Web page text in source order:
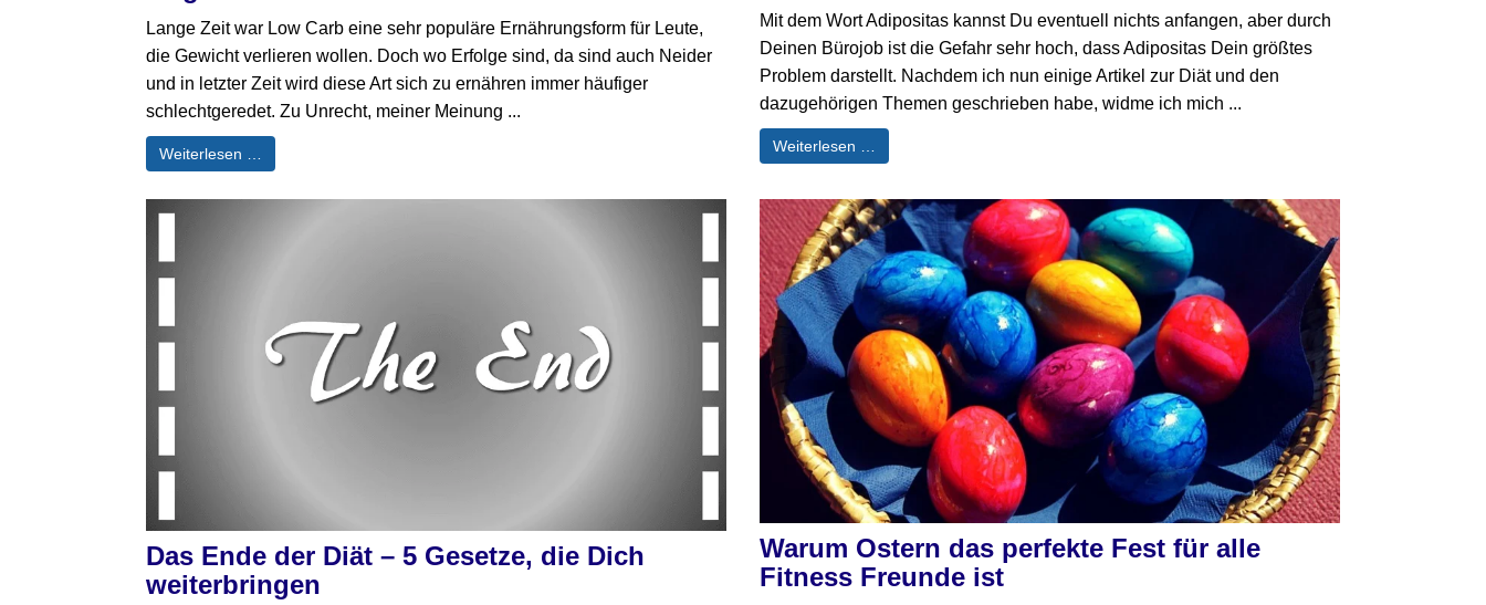
Lange Zeit war Low Carb eine sehr populäre Ernährungsform für Leute,
die Gewicht verlieren wollen. Doch wo Erfolge sind, da sind auch Neider
und in letzter Zeit wird diese Art sich zu ernähren immer häufiger
schlechtgeredet. Zu Unrecht, meiner Meinung ...
Weiterlesen …
Mit dem Wort Adipositas kannst Du eventuell nichts anfangen, aber durch
Deinen Bürojob ist die Gefahr sehr hoch, dass Adipositas Dein größtes
Problem darstellt. Nachdem ich nun einige Artikel zur Diät und den
dazugehörigen Themen geschrieben habe, widme ich mich ...
Weiterlesen …
Das Ende der Diät – 5 Gesetze, die Dich
weiterbringen
Warum Ostern das perfekte Fest für alle
Fitness Freunde ist